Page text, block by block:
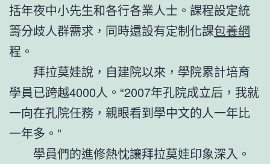
括年夜中小先生和各行各業人士。課程設定統
籌分歧人群需求，同時還設有定制化課包養網
程。
拜拉莫娃說，自建院以來，學院累計培育
學員已跨越4000人。“2007年孔院成立后，我就
一向在孔院任務，親眼看到學中文的人一年比
一年多。”
學員們的進修熱忱讓拜拉莫娃印象深入。